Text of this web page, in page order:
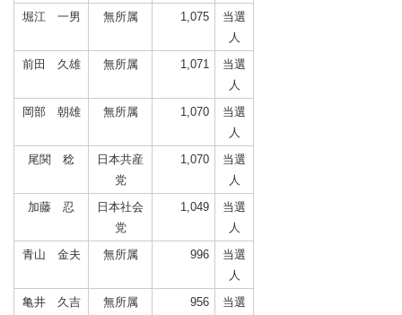
堀江 一男
無所属 1,075
当選
人
前田 久雄
無所属 1,071
当選
人
岡部 朝雄
無所属 1,070
当選
人
尾関 稔
日本共産
党
1,070
当選
人
加藤 忍
日本社会
党
1,049
当選
人
青山 金夫
無所属 996
当選
人
亀井 久吉
無所属 956
当選